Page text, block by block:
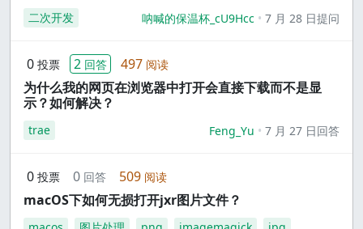
二次开发 呐喊的保温杯_cU9Hcc 7 月 28 日提问
0 投票 2 回答 497 阅读
为什么我的网页在浏览器中打开会直接下载而不是显
示？如何解决？
trae Feng_Yu 7 月 27 日回答
0 投票 0 回答 509 阅读
macOS下如何无损打开jxr图片文件？